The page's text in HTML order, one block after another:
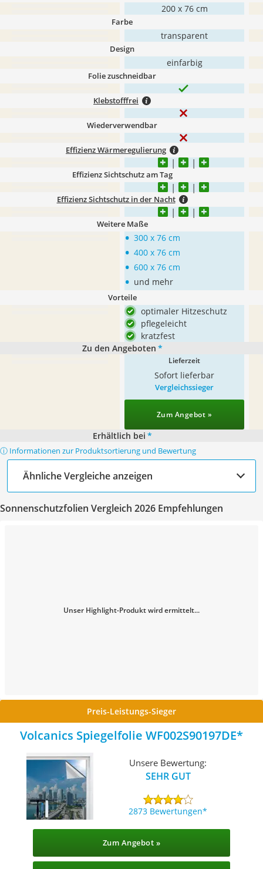
200 x 76 cm
Farbe
transparent
Design
einfarbig
Folie zuschneidbar
Klebstofffrei
Wiederverwendbar
Effizienz Wärmeregulierung
Effizienz Sichtschutz am Tag
Effizienz Sichtschutz in der Nacht
Weitere Maße
• 300 x 76 cm
• 400 x 76 cm
• 600 x 76 cm
• und mehr
Vorteile
optimaler Hitzeschutz
pflegeleicht
kratzfest
Zu den Angeboten *
Lieferzeit
Sofort lieferbar
Vergleichssieger
Zum Angebot »
Erhältlich bei *
ⓘ Informationen zur Produktsortierung und Bewertung
Ähnliche Vergleiche anzeigen
Sonnenschutzfolien Vergleich 2026 Empfehlungen
Unser Highlight-Produkt wird ermittelt...
Preis-Leistungs-Sieger
Volcanics Spiegelfolie WF002S90197DE
Unsere Bewertung:
SEHR GUT
2873 Bewertungen
Zum Angebot »